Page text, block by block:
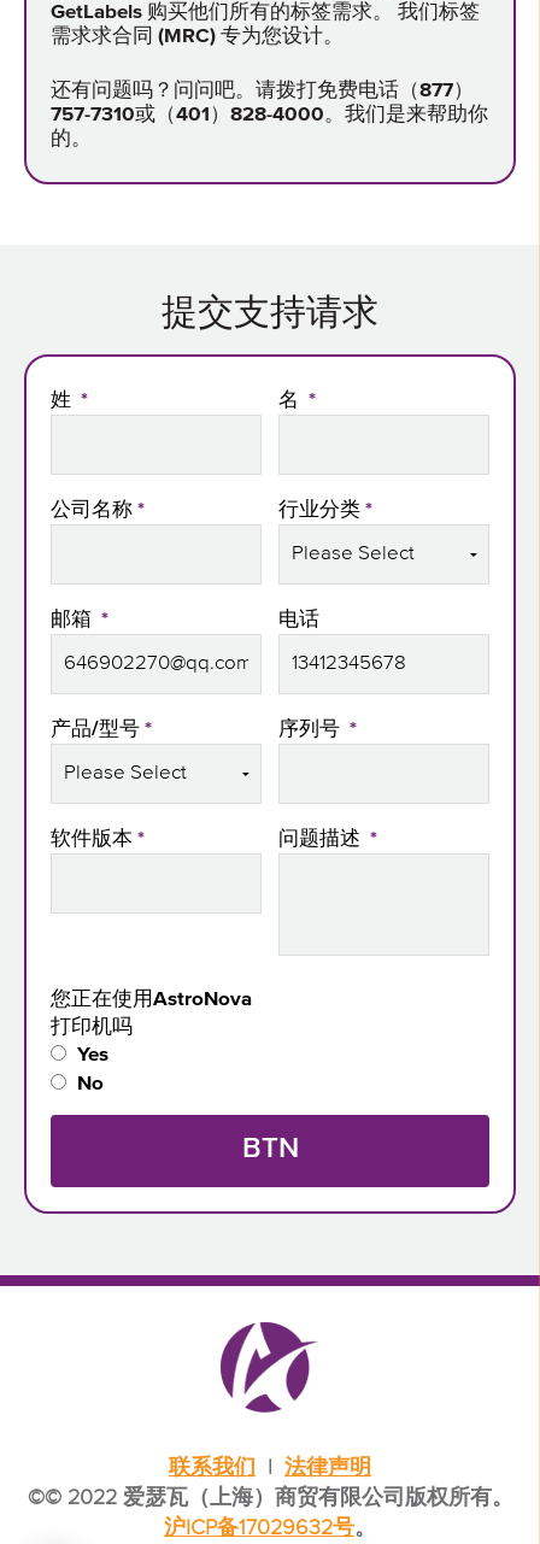
GetLabels 购买他们所有的标签需求。 我们标签
需求求合同 (MRC) 专为您设计。
还有问题吗？ 问问吧。请拨打免费电话（877）
757-7310或（401）828-4000。我们是来帮助你
的。
提交支持请求
姓 * 名 *
公司名称 * 行业分类 *
邮箱 * 电话
产品/型号 * 序列号 *
软件版本 * 问题描述 *
您正在使用AstroNova
打印机吗
Yes
No
联系我们
法律声明
©© 2022 爱瑟瓦（上海）商贸有限公司版权所有。
沪ICP备17029632号。